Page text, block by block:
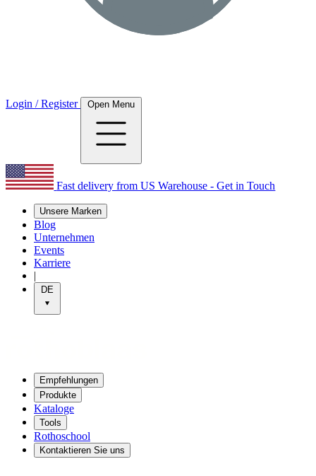
Login / Register Open Menu
Fast delivery from US Warehouse - Get in Touch
Unsere Marken
Blog
Unternehmen
Events
Karriere
|
DE
Empfehlungen
Produkte
Kataloge
Tools
Rothoschool
Kontaktieren Sie uns